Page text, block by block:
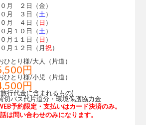
０月 ２日（金）
０月 ３日（土 ）
０月 ４日（ 日 ）
月１０日（ 土 ）
月１１日（ 日 ）
０月１２日（月祝）
ひとり様/大人（片道）
円
ひとり様/小児（片道）
円
旅行代金に含まれるもの)
切バス代片道分・環境保護協力金
予約限定・支払いはカード決済のみ。
は問い合わせのみになります。